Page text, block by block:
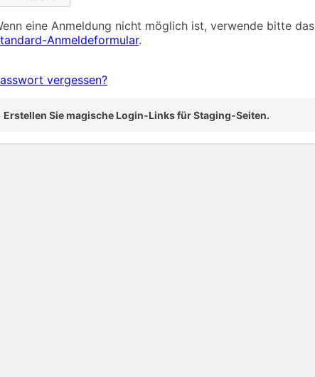
eine Anmeldung nicht möglich ist, verwende bitte das
Anmeldeformular.
vergessen?
Erstellen Sie magische Login-Links für Staging-Seiten.